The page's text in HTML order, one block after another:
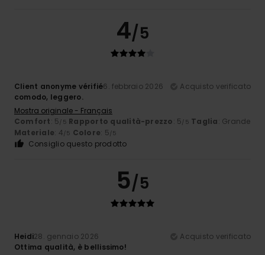
4/5
Client anonyme vérifié6. febbraio 2026
Acquisto verificato
comodo, leggero.
Mostra originale - Français
Comfort: 5/5 Rapporto qualità-prezzo: 5/5 Taglia: Grande
Materiale: 4/5 Colore: 5/5
Consiglio questo prodotto
5/5
Heidi28. gennaio 2026
Acquisto verificato
Ottima qualità, è bellissimo!